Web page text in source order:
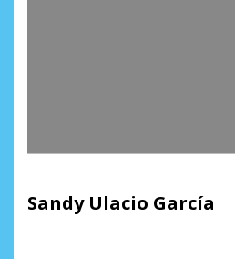
Sandy Ulacio García